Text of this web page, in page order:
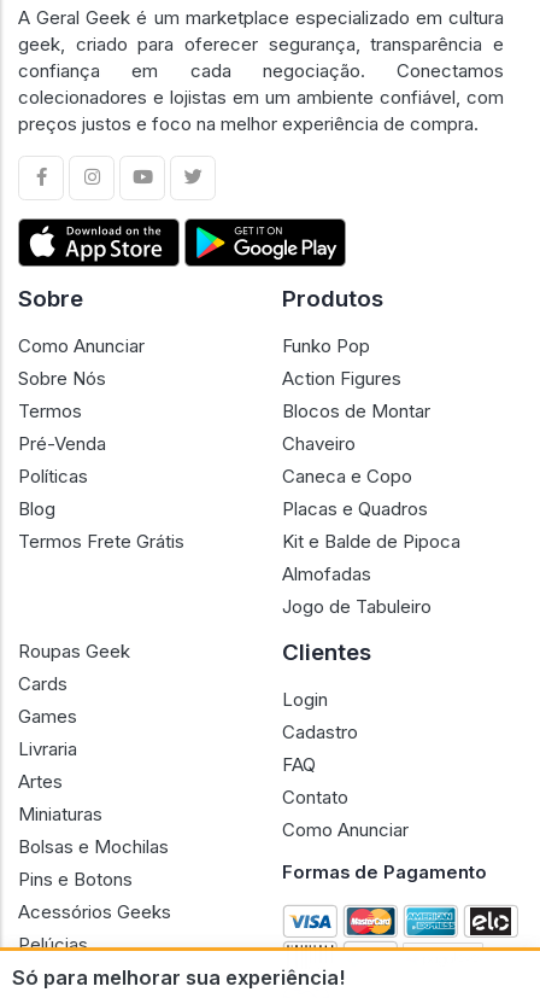
Só para melhorar sua experiência!
A Geral Geek é um marketplace especializado em cultura
geek, criado para oferecer segurança, transparência e
confiança em cada negociação. Conectamos
colecionadores e lojistas em um ambiente confiável, com
preços justos e foco na melhor experiência de compra.
Sobre
Como Anunciar
Sobre Nós
Termos
Pré-Venda
Políticas
Blog
Termos Frete Grátis
Produtos
Funko Pop
Action Figures
Blocos de Montar
Chaveiro
Caneca e Copo
Placas e Quadros
Kit e Balde de Pipoca
Almofadas
Jogo de Tabuleiro
Roupas Geek
Cards
Games
Livraria
Artes
Miniaturas
Bolsas e Mochilas
Pins e Botons
Acessórios Geeks
Pelúcias
Bonecas
Clientes
Login
Cadastro
FAQ
Contato
Como Anunciar
Formas de Pagamento